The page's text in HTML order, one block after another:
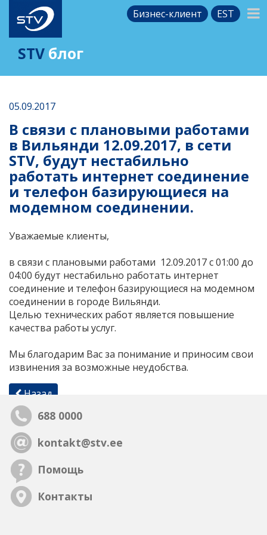
Бизнес-клиент EST
STV блог
05.09.2017
В связи с плановыми работами
в Вильянди 12.09.2017, в сети
STV, будут нестабильно
работать интернет соединение
и телефон базирующиеся на
модемном соединении.
Уважаемые клиенты,
в связи с плановыми работами 12.09.2017 с 01:00 до
04:00 будут нестабильно работать интернет
соединение и телефон базирующиеся на модемном
соединении в городе Вильянди.
Целью технических работ является повышение
качества работы услуг.
Мы благодарим Вас за понимание и приносим свои
извинения за возможные неудобства.
Назад
688 0000
kontakt@stv.ee
Помощь
Контакты